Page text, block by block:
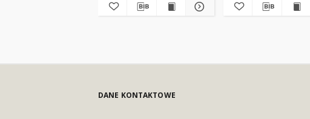
DANE KONTAKTOWE